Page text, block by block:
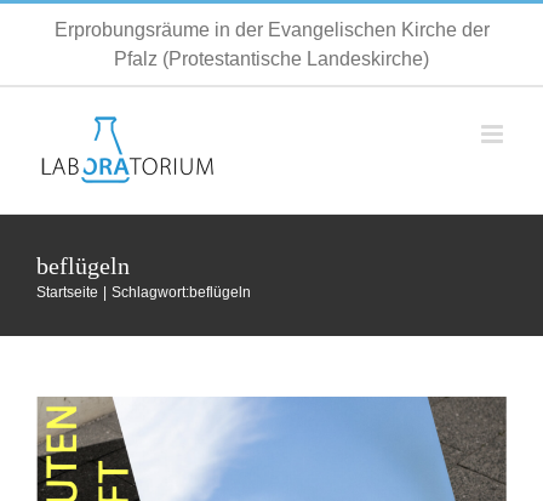
springen
Erprobungsräume in der Evangelischen Kirche der
Pfalz (Protestantische Landeskirche)
beflügeln
Startseite Schlagwort:beflügeln
360 Minuten Zukunft (liegen in der
Vergangenheit)